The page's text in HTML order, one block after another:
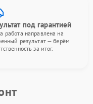
под гарантией
работа направлена на
результат — берём
за итог.